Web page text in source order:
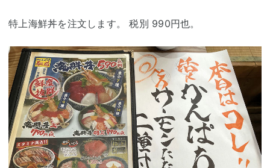
特上海鮮丼を注文します。 税別 990円也。